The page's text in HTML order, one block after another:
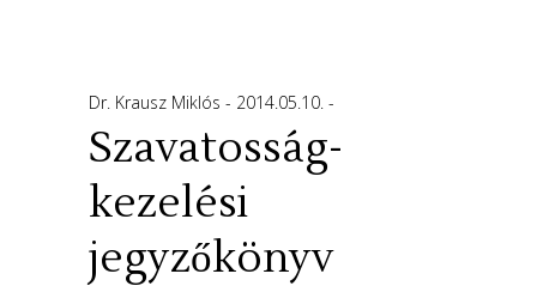
Dr. Krausz Miklós 2014.05.10.
Szavatosság-
kezelési
jegyzőkönyv